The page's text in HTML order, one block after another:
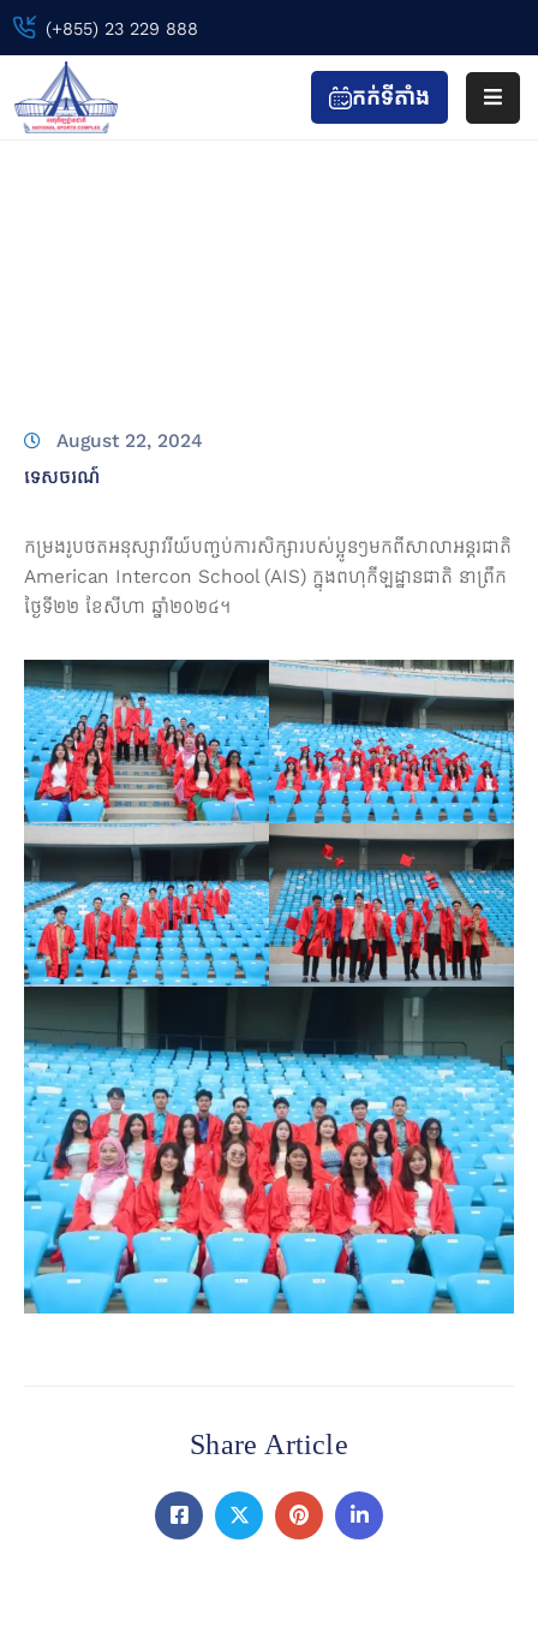
(+855) 23 229 888
កក់ទីតាំង
ទំព័រ
ដើម
កំសាន្ត
តូប
អាហារ
បរិក្ខារ
&
សេវា
កម្ម
August 22, 2024
ទេសចរណ៍
កម្រងរូបថតអនុស្សាវរីយ៍បញ្ចប់ការសិក្សារបស់ប្អូនៗមកពីសាលាអន្តរជាតិ
American Intercon School (AIS) ក្នុងពហុកីឡដ្ឋានជាតិ នាព្រឹក
ថ្ងៃទី២២ ខែសីហា ឆ្នាំ២០២៤។
Share Article